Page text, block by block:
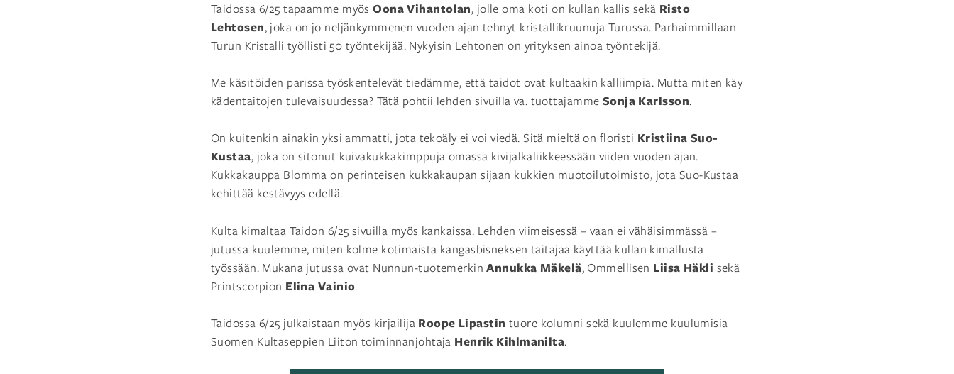
Taidossa 6/25 tapaamme myösOona Vihantolan, jolle oma koti on kullan kallis sekä Risto
Lehtosen, joka on jo neljänkymmenen vuoden ajan tehnyt kristallikruunuja Turussa. Parhaimmillaan
Turun Kristalli työllisti 50 työntekijää. Nykyisin Lehtonen on yrityksen ainoa työntekijä.
Me käsitöiden parissa työskentelevät tiedämme, että taidot ovat kultaakin kalliimpia. Mutta miten käy
kädentaitojen tulevaisuudessa? Tätä pohtii lehden sivuilla va. tuottajamme Sonja Karlsson.
On kuitenkin ainakin yksi ammatti, jota tekoäly ei voi viedä. Sitä mieltä on floristi Kristiina Suo-
Kustaa, joka on sitonut kuivakukkakimppuja omassa kivijalkaliikkeessään viiden vuoden ajan.
Kukkakauppa Blomma on perinteisen kukkakaupan sijaan kukkien muotoilutoimisto, jota Suo-Kustaa
kehittää kestävyys edellä.
Kulta kimaltaa Taidon 6/25 sivuilla myös kankaissa. Lehden viimeisessä – vaan ei vähäisimmässä –
jutussa kuulemme, miten kolme kotimaista kangasbisneksen taitajaa käyttää kullan kimallusta
työssään. Mukana jutussa ovat Nunnun-tuotemerkinAnnukka Mäkelä, Ommellisen Liisa Häkli sekä
Printscorpion Elina Vainio.
Taidossa 6/25 julkaistaan myös kirjailija Roope Lipastin tuore kolumni sekä kuulemme kuulumisia
Suomen Kultaseppien Liiton toiminnanjohtaja Henrik Kihlmanilta.